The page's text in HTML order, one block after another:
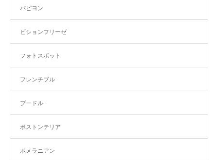
パピヨン
ビションフリーゼ
フォトスポット
フレンチブル
プードル
ボストンテリア
ポメラニアン